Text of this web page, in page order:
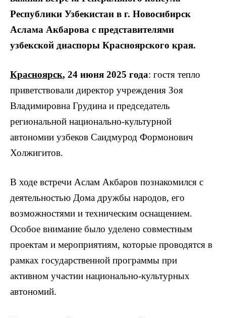
Республики Узбекистан в г. Новосибирск
Аслама Акбарова с представителями
узбекской диаспоры Красноярского края.
Красноярск, 24 июня 2025 года: гостя тепло
приветствовали директор учреждения Зоя
Владимировна Грудина и председатель
региональной национально-культурной
автономии узбеков Саидмурод Формонович
Холжигитов.
В ходе встречи Аслам Акбаров познакомился с
деятельностью Дома дружбы народов, его
возможностями и техническим оснащением.
Особое внимание было уделено совместным
проектам и мероприятиям, которые проводятся в
рамках государственной программы при
активном участии национально-культурных
автономий.